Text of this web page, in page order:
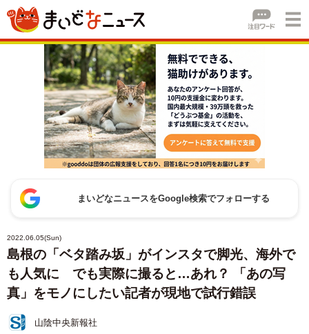
まいどなニュースをGoogle検索でフォローする
2022.06.05(Sun)
島根の「ベタ踏み坂」がインスタで脚光、海外で
も人気に でも実際に撮ると…あれ？ 「あの写
真」をモノにしたい記者が現地で試行錯誤
山陰中央新報社